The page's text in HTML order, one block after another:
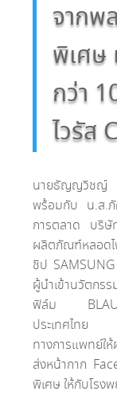
จากพ
พิเศษ
กว่า
ไวรัส
นายธัญญวิชญ์
พร้อมกับ น.ส.ภั
การตลาด บริษั
ผลิตภัณฑ์หล
ชิป
ผู้นำเข้านวัตกร
ฟิล์ม
ประเทศไทย ร่
ทางการแพทย์ใ
ส่งหน้ากาก
พิเศษ ให้กับโรง